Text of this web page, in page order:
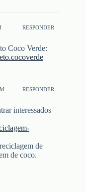
RESPONDER
Coco Verde:
RESPONDER
interessados
de
de coco.